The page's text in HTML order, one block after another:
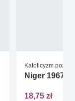
Katolicyzm
Niger 1967
18,75 zł